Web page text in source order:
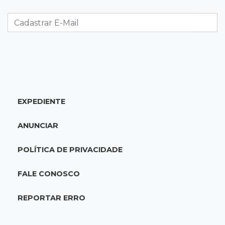
estupros desde infância
12:54Combustíveis
primeiro semestre de 2026
Adolescente em Unei custa mais que
EXPEDIENTE
ANUNCIAR
POLÍTICA DE PRIVACIDADE
FALE CONOSCO
REPORTAR ERRO